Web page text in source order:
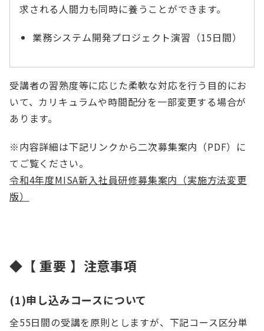
求される人間力も同時に養うことができます。
業務システム開発プロジェクト演習（15日間）
受講者の習熟度等に応じた柔軟な対応を⾏う⽬的にお
いて、カリキュラムや時間配分を⼀部変更する場合が
あります。
※内容詳細は下記リンクから二次募集案内（PDF）に
てご覧ください。
令和4年度MISA新入社員研修募集案内（実施方法変更
版）
◆【 重要 】注意事項
(1)申し込みコースについて
全55日間の受講を原則としますが、下記コース区分単